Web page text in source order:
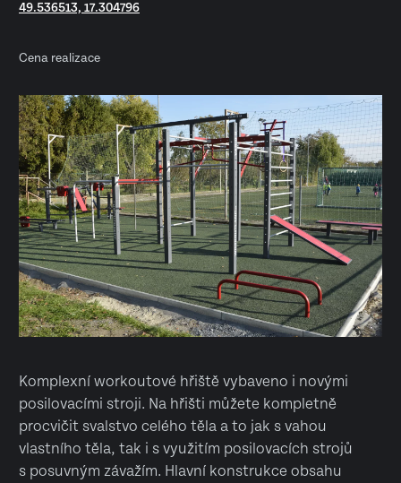
49.536513, 17.304796
Cena realizace
Komplexní workoutové hřiště vybaveno i novými
posilovacími stroji. Na hřišti můžete kompletně
procvičit svalstvo celého těla a to jak s vahou
vlastního těla, tak i s využitím posilovacích strojů
s posuvným závažím. Hlavní konstrukce obsahu